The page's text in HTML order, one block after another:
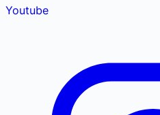
Youtube